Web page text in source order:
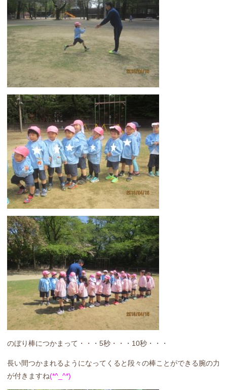
のぼり棒につかまって・・・5秒・・・10秒・・・
長い間つかまれるようになってくると段々の棒ことができる腕の力
が付きますね(*^_^*)